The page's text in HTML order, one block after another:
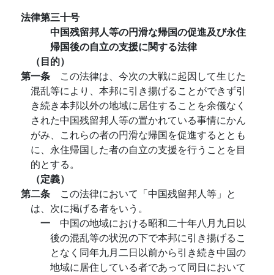
法律第三十号
中国残留邦人等の円滑な帰国の促進及び永住
帰国後の自立の支援に関する法律
（目的）
第一条 この法律は、今次の大戦に起因して生じた
混乱等により、本邦に引き揚げることができず引
き続き本邦以外の地域に居住することを余儀なく
された中国残留邦人等の置かれている事情にかん
がみ、これらの者の円滑な帰国を促進するととも
に、永住帰国した者の自立の支援を行うことを目
的とする。
（定義）
第二条 この法律において「中国残留邦人等」と
は、次に掲げる者をいう。
一 中国の地域における昭和二十年八月九日以
後の混乱等の状況の下で本邦に引き揚げるこ
となく同年九月二日以前から引き続き中国の
地域に居住している者であって同日において